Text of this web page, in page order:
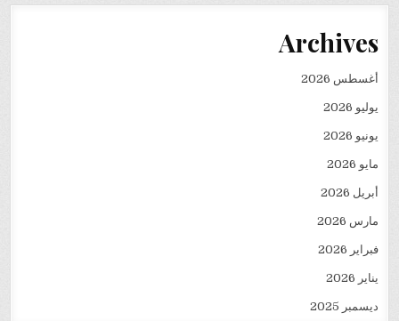
Archives
أغسطس 2026
يوليو 2026
يونيو 2026
مايو 2026
أبريل 2026
مارس 2026
فبراير 2026
يناير 2026
ديسمبر 2025